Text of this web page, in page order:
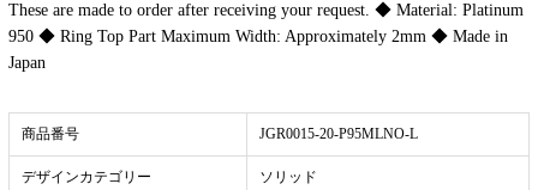
These are made to order after receiving your request. ◆ Material: Platinum
950 ◆ Ring Top Part Maximum Width: Approximately 2mm ◆ Made in
Japan
商品番号 JGR0015-20-P95MLNO-L
デザインカテゴリー ソリッド